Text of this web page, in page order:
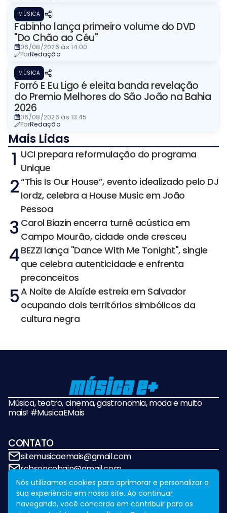
MÚSICA
Fabinho lança primeiro volume do DVD
"Do Chão ao Céu"
06/08/2026 às 14:00
PorRedação
MÚSICA
Forró E Eu Ligo é eleita banda revelação
do Premio Melhores do São João na Bahia
2026
06/08/2026 às 13:45
PorRedação
Mais Lidas
1 UCI prepara reformulação do programa
Unique
2“This Is Our House”, evento idealizado pelo DJ
Iordz, celebra a House Music em João
Pessoa
3 Carol Biazin encerra turnê acústica em
Campo Mourão, cidade onde cresceu
4BEZZI lança "Dance With Me Tonight", single
que celebra autenticidade e enfrenta
preconceitos
5A Noite de Alaíde estreia em Salvador
ocupando dois territórios simbólicos da
cultura negra
Música, teatro, cinema, gastronomia, moda e muito
mais! #MusicaEMais
CONTATO
sitemusicaemais@gmail.com
robsoncobain@gmail.com
REDES SOCIAIS
Nós utilizamos cookies para aprimorar e personalizar a
sua experiência em nosso site. Ao continuar
navegando, você concorda em contribuir para os